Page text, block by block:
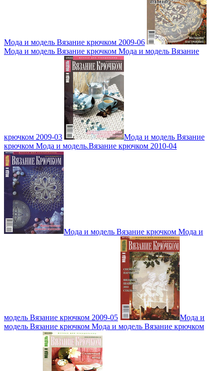
Мода и модель Вязание крючком 2009-06
Мода и модель Вязание крючком Мода и модель Вязание
крючком 2009-03
Мода и модель Вязание
крючком Мода и модель.Вязание крючком 2010-04
Мода и модель Вязание крючком Мода и
модель Вязание крючком 2009-05
Мода и
модель Вязание крючком Мода и модель Вязание крючком